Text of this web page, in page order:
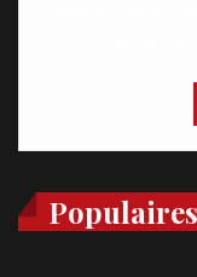
Populaires